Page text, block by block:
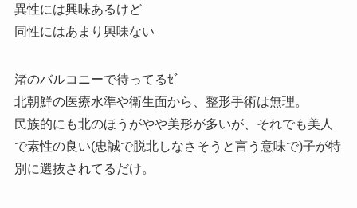
異性には興味あるけど
同性にはあまり興味ない
渚のバルコニーで待ってるｾﾞ
北朝鮮の医療水準や衛生面から、整形手術は無理。
民族的にも北のほうがやや美形が多いが、それでも美人
で素性の良い(忠誠で脱北しなさそうと言う意味で)子が特
別に選抜されてるだけ。